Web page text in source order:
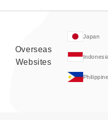
Overseas
Websites
Japan